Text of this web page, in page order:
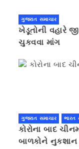
ગુજરાત સમાચાર
ખેડૂતોની વહારે
ચુકવવા માંગ
ગુજરાત સમાચાર ભારત
કોરોના બાદ
બાળકોને નુકશાન